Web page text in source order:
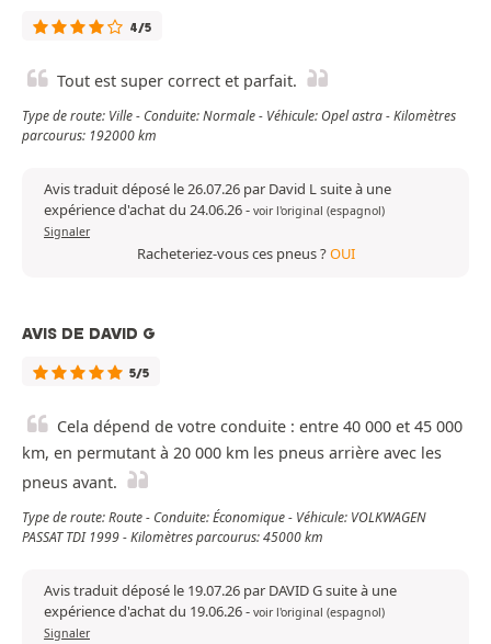
4/5
Tout est super correct et parfait.
Type de route: Ville - Conduite: Normale - Véhicule: Opel astra - Kilomètres
parcourus: 192000 km
Avis traduit déposé le 26.07.26 par David L suite à une
expérience d'achat du 24.06.26- voir l'original (espagnol)
Signaler
Racheteriez-vous ces pneus ?OUI
AVIS DE DAVID G
5/5
Cela dépend de votre conduite : entre 40 000 et 45 000
km, en permutant à 20 000 km les pneus arrière avec les
pneus avant.
Type de route: Route - Conduite: Économique - Véhicule: VOLKWAGEN
PASSAT TDI 1999 - Kilomètres parcourus: 45000 km
Avis traduit déposé le 19.07.26 par DAVID G suite à une
expérience d'achat du 19.06.26- voir l'original (espagnol)
Signaler